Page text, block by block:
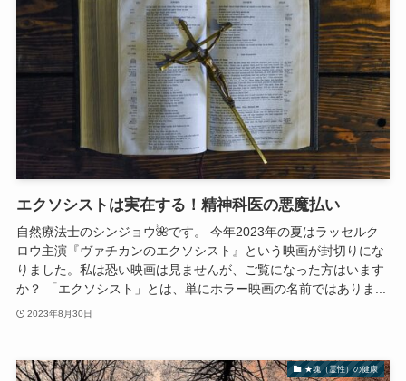
エクソシストは実在する！精神科医の悪魔払い
自然療法士のシンジョウ🌺です。 今年2023年の夏はラッセルク
ロウ主演『ヴァチカンのエクソシスト』という映画が封切りにな
りました。私は恐い映画は見ませんが、ご覧になった方はいます
か？ 「エクソシスト」とは、単にホラー映画の名前ではありま...
2023年8月30日
★魂（霊性）の健康